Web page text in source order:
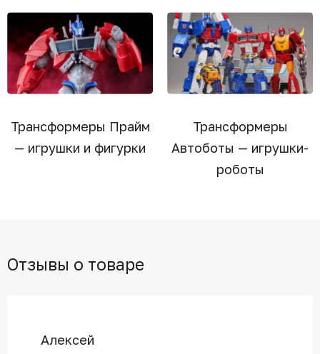
Трансформеры Прайм
— игрушки и фигурки
Трансформеры
Автоботы — игрушки-
роботы
Отзывы о товаре
Алексей